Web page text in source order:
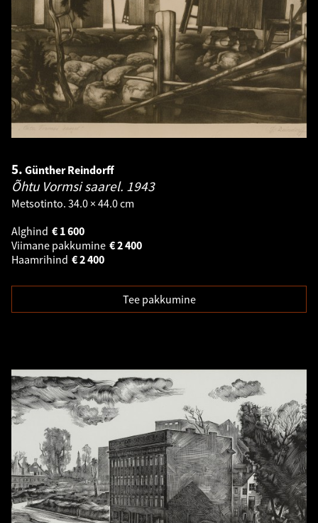
5. Günther Reindorff
Õhtu Vormsi saarel. 1943
Metsotinto. 34.0 × 44.0 cm
Alghind
1 600
€
Viimane pakkumine
2 400
€
Haamrihind
2 400
€
Tee pakkumine